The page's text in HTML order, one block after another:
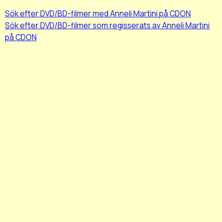
Sök efter DVD/BD-filmer med Anneli Martini på CDON
Sök efter DVD/BD-filmer som regisserats av Anneli Martini
på CDON